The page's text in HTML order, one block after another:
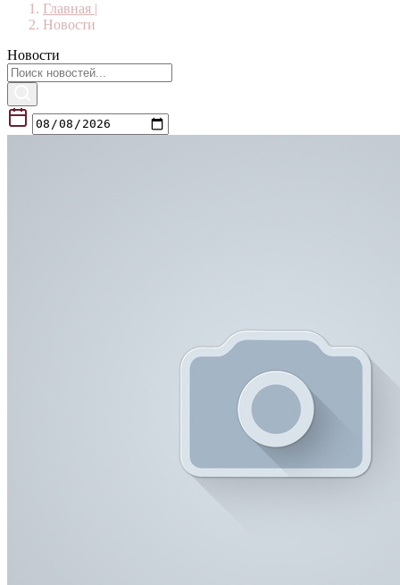
Главная |
Новости
Новости